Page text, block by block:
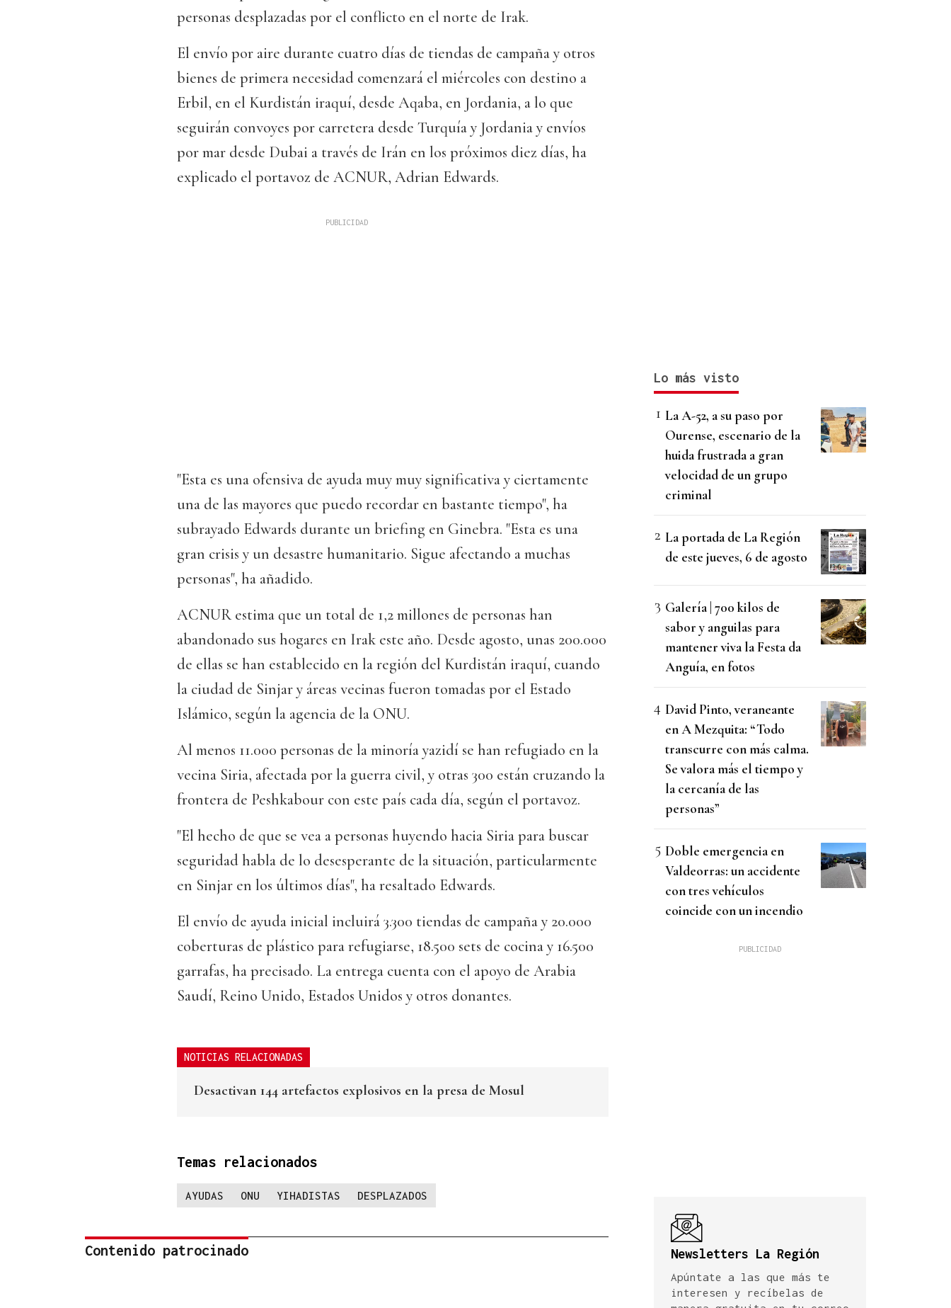
personas desplazadas por el conflicto en el norte de Irak.
El envío por aire durante cuatro días de tiendas de campaña y otros
bienes de primera necesidad comenzará el miércoles con destino a
Erbil, en el Kurdistán iraquí, desde Aqaba, en Jordania, a lo que
seguirán convoyes por carretera desde Turquía y Jordania y envíos
por mar desde Dubai a través de Irán en los próximos diez días, ha
explicado el portavoz de ACNUR, Adrian Edwards.
"Esta es una ofensiva de ayuda muy muy significativa y ciertamente
una de las mayores que puedo recordar en bastante tiempo", ha
subrayado Edwards durante un briefing en Ginebra. "Esta es una
gran crisis y un desastre humanitario. Sigue afectando a muchas
personas", ha añadido.
ACNUR estima que un total de 1,2 millones de personas han
abandonado sus hogares en Irak este año. Desde agosto, unas 200.000
de ellas se han establecido en la región del Kurdistán iraquí, cuando
la ciudad de Sinjar y áreas vecinas fueron tomadas por el Estado
Islámico, según la agencia de la ONU.
Al menos 11.000 personas de la minoría yazidí se han refugiado en la
vecina Siria, afectada por la guerra civil, y otras 300 están cruzando la
frontera de Peshkabour con este país cada día, según el portavoz.
"El hecho de que se vea a personas huyendo hacia Siria para buscar
seguridad habla de lo desesperante de la situación, particularmente
en Sinjar en los últimos días", ha resaltado Edwards.
El envío de ayuda inicial incluirá 3.300 tiendas de campaña y 20.000
coberturas de plástico para refugiarse, 18.500 sets de cocina y 16.500
garrafas, ha precisado. La entrega cuenta con el apoyo de Arabia
Saudí, Reino Unido, Estados Unidos y otros donantes.
NOTICIAS RELACIONADAS
Desactivan 144 artefactos explosivos en la presa de Mosul
Temas relacionados
AYUDAS ONU YIHADISTAS DESPLAZADOS
Contenido patrocinado
Lo más visto
La A-52, a su paso por
Ourense, escenario de la
huida frustrada a gran
velocidad de un grupo
criminal
La portada de La Región
de este jueves, 6 de agosto
Galería | 700 kilos de
sabor y anguilas para
mantener viva la Festa da
Anguía, en fotos
David Pinto, veraneante
en A Mezquita: “Todo
transcurre con más calma.
Se valora más el tiempo y
la cercanía de las
personas”
Doble emergencia en
Valdeorras: un accidente
con tres vehículos
coincide con un incendio
Newsletters La Región
Apúntate a las que más te
interesen y recíbelas de